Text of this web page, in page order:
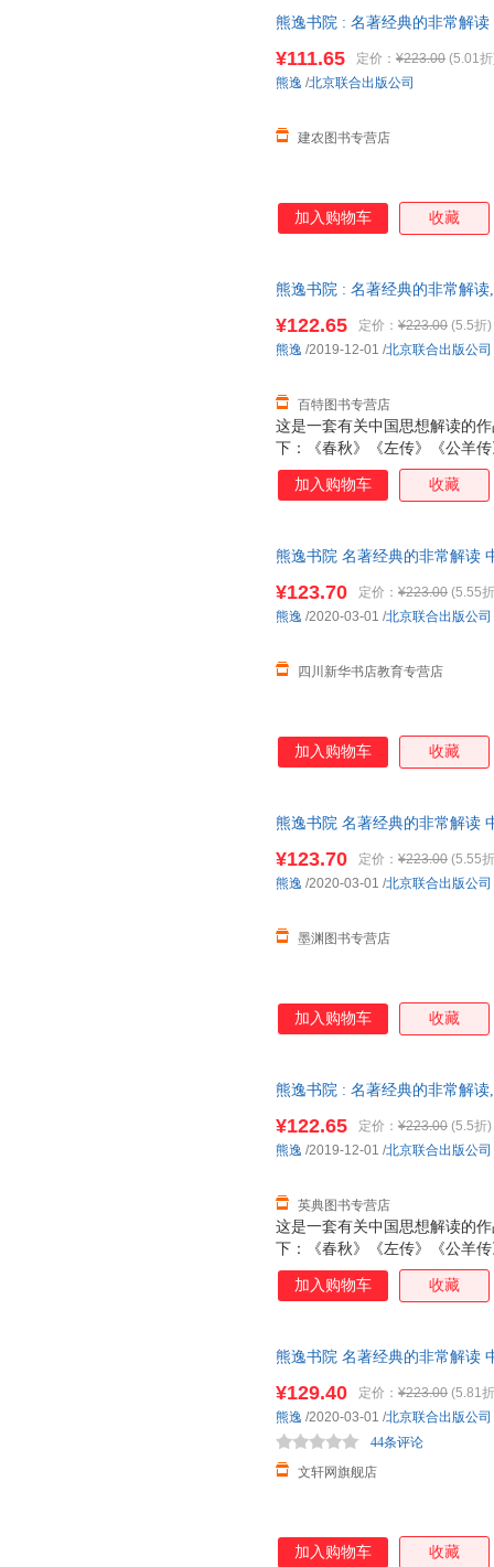
熊逸书院 : 名著经典的非常解
¥111.65 定价： ¥223.00 (5.01
建农图书专营店
熊逸 /北京联合出版公司
加入购物车 收藏
熊逸书院 : 名著经典的非常解
这是一套有关中国思想解读的
下：《春秋》《左传》《公羊
《仪礼》《礼记》《周礼》《
《庄子》《荀子》《管子》《
菩萨本愿经》《人间词话》《
罗马名人传》 普鲁塔克《论自
歌》 狄更斯《寡头统治铁律》
¥122.65 定价： ¥223.00 (5.5折)
百特图书专营店
熊逸 /2019-12-01 /北京联合出版公司
加入购物车 收藏
熊逸书院 名著经典的非常解读
服！
¥123.70 定价： ¥223.00 (5.55
四川新华书店教育专营店
熊逸 /2020-03-01 /北京联合出版公司
加入购物车 收藏
熊逸书院 名著经典的非常解读
¥123.70 定价： ¥223.00 (5.55
墨渊图书专营店
熊逸 /2020-03-01 /北京联合出版公司
加入购物车 收藏
熊逸书院 : 名著经典的非常解
这是一套有关中国思想解读的
下：《春秋》《左传》《公羊
《仪礼》《礼记》《周礼》《
《庄子》《荀子》《管子》《
菩萨本愿经》《人间词话》《
罗马名人传》 普鲁塔克《论自
歌》 狄更斯《寡头统治铁律》
德《沉思录》 奥勒留《
¥122.65 定价： ¥223.00 (5.5折)
英典图书专营店
熊逸 /2019-12-01 /北京联合出版公司
加入购物车 收藏
熊逸书院 名著经典的非常解读
服！
¥129.40 定价： ¥223.00 (5.81
文轩网旗舰店
44条评论
熊逸 /2020-03-01 /北京联合出版公司
加入购物车 收藏